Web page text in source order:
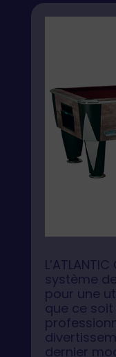
système
pour une
que ce
dernier